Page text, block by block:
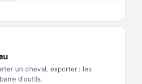
un cheval, exporter : les
d'outils.